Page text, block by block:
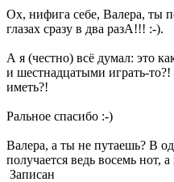
Ох, нифига себе, Валера, ты
глазах сразу в два разА!!! :-).
А я (честно) всё думал: это
и шестнадцатыми играть-
иметь?!
Ральное спасибо :-)
Валера, а ты не путаешь? В
получается ведь восемь нот,
Записан